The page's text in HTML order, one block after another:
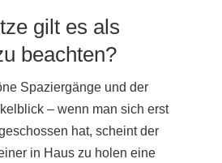
gilt es als
beachten?
Spaziergänge und der
– wenn man sich erst
hat, scheint der
in Haus zu holen eine